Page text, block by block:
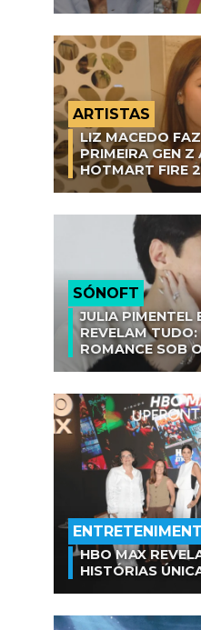
ARTISTAS
LIZ MACEDO
PRIMEIRA GEN Z
HOTMART FIRE
SÓNOFT
JULIA PIMENTEL
REVELAM
ROMANCE SOB
HBO MAX
HISTÓRIAS